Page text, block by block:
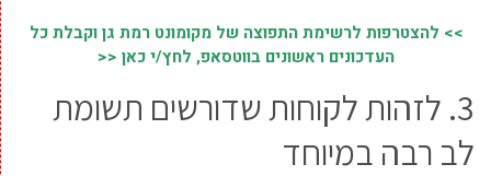
>> להצטרפות לרשימת התפוצה של מקומונט רמת גן וקבלת כל
העדכונים ראשונים בווטסאפ, לחץ/י כאן <<
3. לזהות לקוחות שדורשים תשומת
לב רבה במיוחד